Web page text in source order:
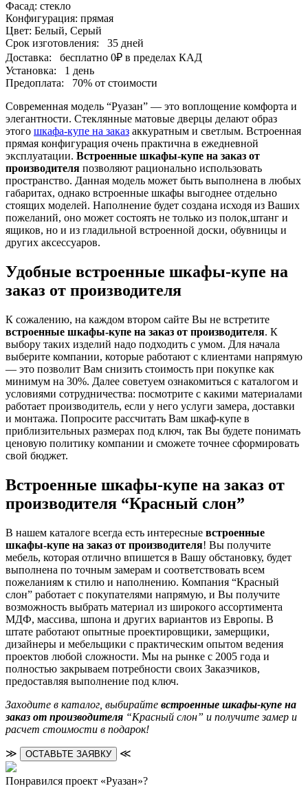
Фасад: стекло
Конфигурация: прямая
Цвет: Белый, Серый
Срок изготовления:
35 дней
Доставка:
бесплатно 0₽ в пределах КАД
Установка:
1 день
Предоплата:
70% от стоимости
Современная модель “Руазан” — это воплощение комфорта и
элегантности. Стеклянные матовые дверцы делают образ
этого шкафа-купе на заказ аккуратным и светлым. Встроенная
прямая конфигурация очень практична в ежедневной
эксплуатации. Встроенные шкафы-купе на заказ от
производителя позволяют рационально использовать
пространство. Данная модель может быть выполнена в любых
габаритах, однако встроенные шкафы выгоднее отдельно
стоящих моделей. Наполнение будет создана исходя из Ваших
пожеланий, оно может состоять не только из полок,штанг и
ящиков, но и из гладильной встроенной доски, обувницы и
других аксессуаров.
Удобные встроенные шкафы-купе на
заказ от производителя
К сожалению, на каждом втором сайте Вы не встретите
встроенные шкафы-купе на заказ от производителя. К
выбору таких изделий надо подходить с умом. Для начала
выберите компании, которые работают с клиентами напрямую
— это позволит Вам снизить стоимость при покупке как
минимум на 30%. Далее советуем ознакомиться с каталогом и
условиями сотрудничества: посмотрите с какими материалами
работает производитель, если у него услуги замера, доставки
и монтажа. Попросите рассчитать Вам шкаф-купе в
приблизительных размерах под ключ, так Вы будете понимать
ценовую политику компании и сможете точнее сформировать
свой бюджет.
Встроенные шкафы-купе на заказ от
производителя “Красный слон”
В нашем каталоге всегда есть интересные встроенные
шкафы-купе на заказ от производителя! Вы получите
мебель, которая отлично впишется в Вашу обстановку, будет
выполнена по точным замерам и соответствовать всем
пожеланиям к стилю и наполнению. Компания “Красный
слон” работает с покупателями напрямую, и Вы получите
возможность выбрать материал из широкого ассортимента
МДФ, массива, шпона и других вариантов из Европы. В
штате работают опытные проектировщики, замерщики,
дизайнеры и мебельщики с практическим опытом ведения
проектов любой сложности. Мы на рынке с 2005 года и
полностью закрываем потребности своих Заказчиков,
предоставляя выполнение под ключ.
Заходите в каталог, выбирайте встроенные шкафы-купе на
заказ от производителя “Красный слон” и получите замер и
расчет стоимости в подарок!
≫ ОСТАВЬТЕ ЗАЯВКУ ≪
Понравился проект «Руазан»?